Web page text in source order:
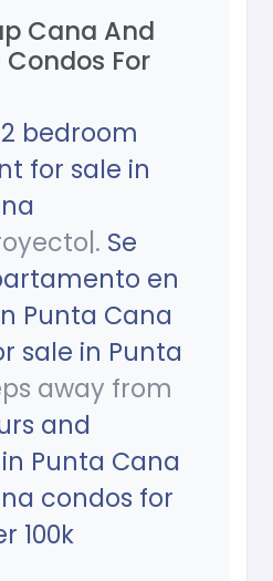
Cana And
For
bedroom
for sale in
Se
en
Punta Cana
sale in Punta
away from
and
Punta Cana
condos for
100k